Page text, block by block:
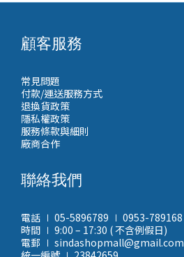
顧客服務
常見問題
付款/運送服務方式
退換貨政策
隱私權政策
服務條款與細則
廠商合作
聯絡我們
電話 ∣ 05-5896789 ∣ 0953-789168
時間 ∣ 9:00 – 17:30 ( 不含例假日)
電郵 ∣ sindashopmall@gmail.com